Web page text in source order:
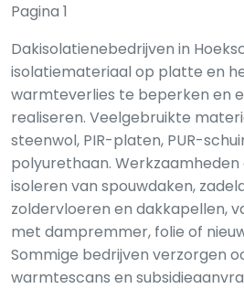
Pagina 1
Dakisolatienebedrijven in
isolatiemateriaal op platte en
warmteverlies te beperken en
realiseren. Veelgebruikte
steenwol, PIR-platen, PUR-
polyurethaan.
isoleren van spouwdaken,
zoldervloeren en dakkapellen,
met dampremmer, folie of
Sommige bedrijven verzorgen
warmtescans en